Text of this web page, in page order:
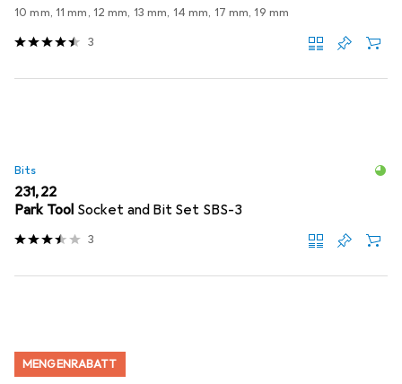
10 mm, 11 mm, 12 mm, 13 mm, 14 mm, 17 mm, 19 mm
3
Bits
EUR
231,22
Park Tool Socket and Bit Set SBS-3
3
MENGENRABATT